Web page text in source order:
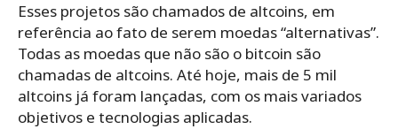
Esses projetos são chamados de altcoins, em
referência ao fato de serem moedas “alternativas”.
Todas as moedas que não são o bitcoin são
chamadas de altcoins. Até hoje, mais de 5 mil
altcoins já foram lançadas, com os mais variados
objetivos e tecnologias aplicadas.